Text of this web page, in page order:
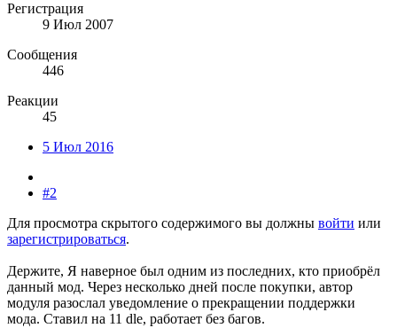
Регистрация
9 Июл 2007
Сообщения
446
Реакции
45
5 Июл 2016
#2
Для просмотра скрытого содержимого вы должны войти или
зарегистрироваться.
Держите, Я наверное был одним из последних, кто приобрёл
данный мод. Через несколько дней после покупки, автор
модуля разослал уведомление о прекращении поддержки
мода. Ставил на 11 dle, работает без багов.